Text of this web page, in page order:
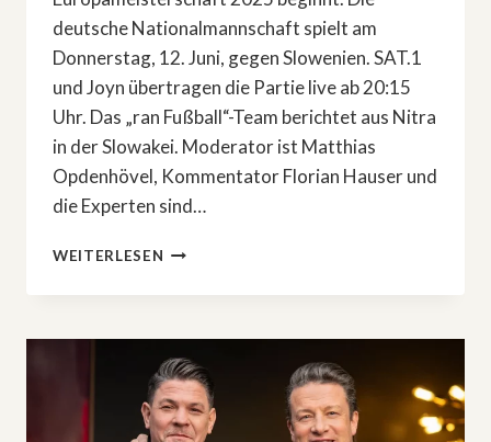
deutsche Nationalmannschaft spielt am
Donnerstag, 12. Juni, gegen Slowenien. SAT.1
und Joyn übertragen die Partie live ab 20:15
Uhr. Das „ran Fußball“-Team berichtet aus Nitra
in der Slowakei. Moderator ist Matthias
Opdenhövel, Kommentator Florian Hauser und
die Experten sind…
WEITERLESEN XXL-
UF J